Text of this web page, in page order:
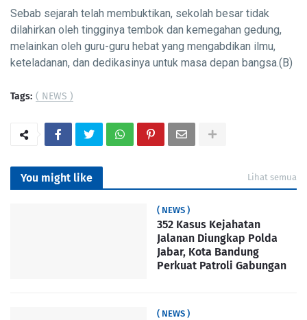
Sebab sejarah telah membuktikan, sekolah besar tidak
dilahirkan oleh tingginya tembok dan kemegahan gedung,
melainkan oleh guru-guru hebat yang mengabdikan ilmu,
keteladanan, dan dedikasinya untuk masa depan bangsa.(B)
Tags: ( NEWS )
You might like Lihat semua
( NEWS )
352 Kasus Kejahatan
Jalanan Diungkap Polda
Jabar, Kota Bandung
Perkuat Patroli Gabungan
( NEWS )